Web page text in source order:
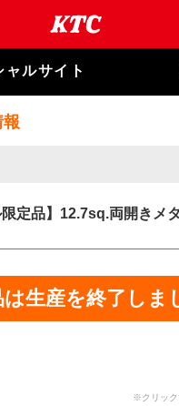
ャルサイト
限定品】12.7sq.両開きメ
生産を終了しま
※クリック